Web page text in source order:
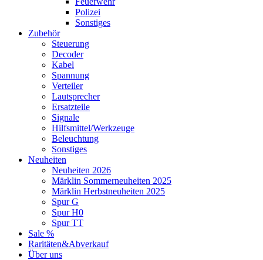
Polizei
Sonstiges
Zubehör
Steuerung
Decoder
Kabel
Spannung
Verteiler
Lautsprecher
Ersatzteile
Signale
Hilfsmittel/Werkzeuge
Beleuchtung
Sonstiges
Neuheiten
Neuheiten 2026
Märklin Sommerneuheiten 2025
Märklin Herbstneuheiten 2025
Spur G
Spur H0
Spur TT
Sale %
Raritäten&Abverkauf
Über uns